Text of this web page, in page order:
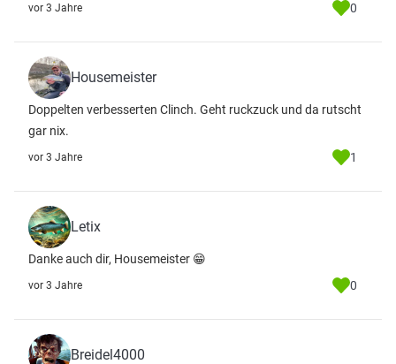
vor 3 Jahre 0
Housemeister
Doppelten verbesserten Clinch. Geht ruckzuck und da rutscht
gar nix.
vor 3 Jahre 1
Letix
Danke auch dir, Housemeister 😁
vor 3 Jahre 0
Breidel4000